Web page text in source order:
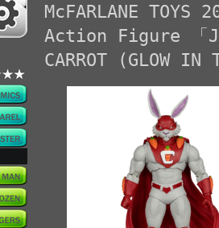
McFARLANE TOYS
Action Figure 「
CARROT (GLOW IN